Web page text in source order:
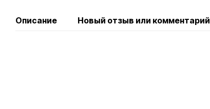
Описание Новый отзыв или комментарий